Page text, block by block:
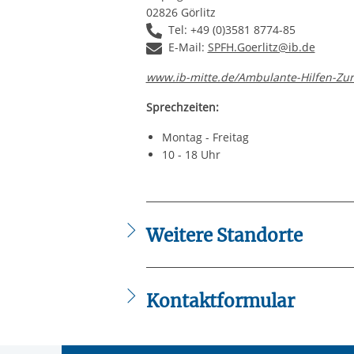
02826 Görlitz
Tel: +49 (0)3581 8774-85
E-Mail: SPFH.Goerlitz@ib.de
www.ib-mitte.de/Ambulante-Hilfen-
Sprechzeiten:
Montag - Freitag
10 - 18 Uhr
Weitere Standorte
Ambulante Hilfen zur Erziehung in
Kontaktformular